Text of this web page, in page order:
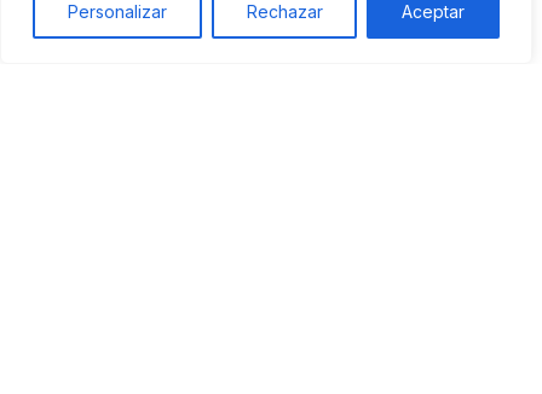
Personalizar Rechazar Aceptar
Sierra Keox © 2024 ☀ Diseño de Tiendas Online